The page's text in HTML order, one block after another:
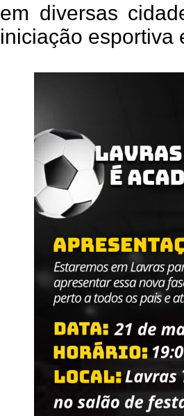
em diversas
iniciação esportiva